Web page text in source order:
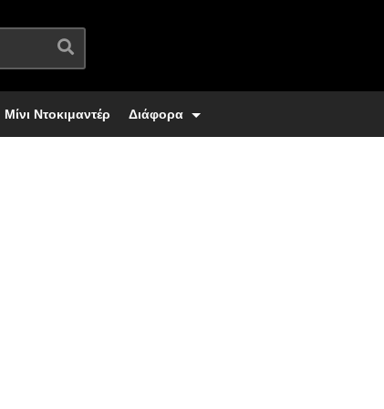
Μίνι Ντοκιμαντέρ Διάφορα